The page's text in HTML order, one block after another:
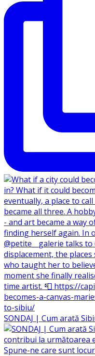
SONDAJ | Cum arată